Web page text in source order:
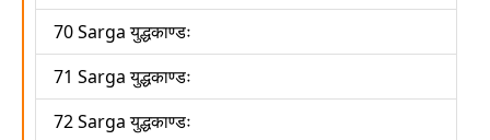
70 Sarga युद्धकाण्डः
71 Sarga युद्धकाण्डः
72 Sarga युद्धकाण्डः